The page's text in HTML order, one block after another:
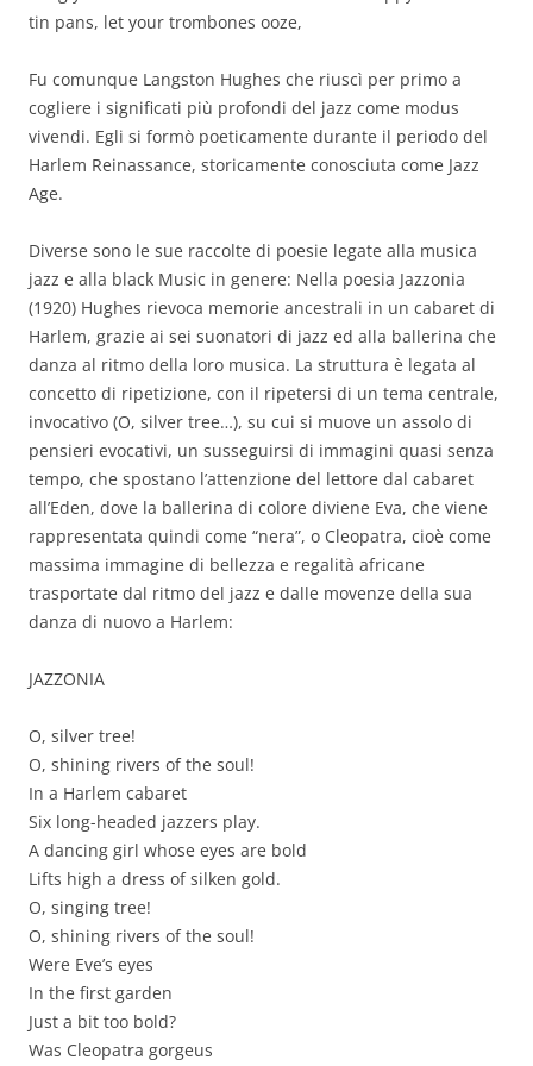
tin pans, let your trombones ooze,
Fu comunque Langston Hughes che riuscì per primo a
cogliere i significati più profondi del jazz come modus
vivendi. Egli si formò poeticamente durante il periodo del
Harlem Reinassance, storicamente conosciuta come Jazz
Age.
Diverse sono le sue raccolte di poesie legate alla musica
jazz e alla black Music in genere: Nella poesia Jazzonia
(1920) Hughes rievoca memorie ancestrali in un cabaret di
Harlem, grazie ai sei suonatori di jazz ed alla ballerina che
danza al ritmo della loro musica. La struttura è legata al
concetto di ripetizione, con il ripetersi di un tema centrale,
invocativo (O, silver tree…), su cui si muove un assolo di
pensieri evocativi, un susseguirsi di immagini quasi senza
tempo, che spostano l’attenzione del lettore dal cabaret
all’Eden, dove la ballerina di colore diviene Eva, che viene
rappresentata quindi come “nera”, o Cleopatra, cioè come
massima immagine di bellezza e regalità africane
trasportate dal ritmo del jazz e dalle movenze della sua
danza di nuovo a Harlem:
JAZZONIA
O, silver tree!
O, shining rivers of the soul!
In a Harlem cabaret
Six long-headed jazzers play.
A dancing girl whose eyes are bold
Lifts high a dress of silken gold.
O, singing tree!
O, shining rivers of the soul!
Were Eve’s eyes
In the first garden
Just a bit too bold?
Was Cleopatra gorgeus